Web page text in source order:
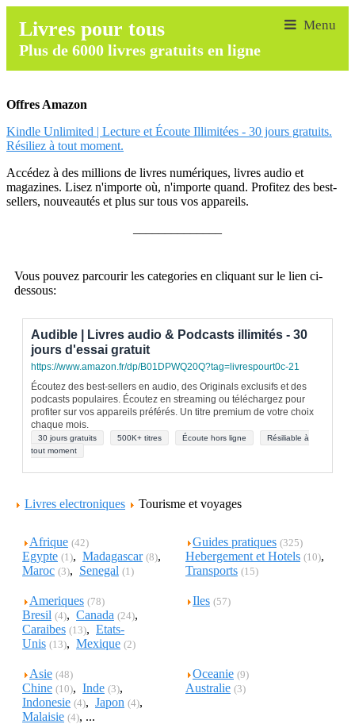
Livres pour tous
Plus de 6000 livres gratuits en ligne
Offres Amazon
Kindle Unlimited | Lecture et Écoute Illimitées - 30 jours gratuits.
Résiliez à tout moment.
Accédez à des millions de livres numériques, livres audio et
magazines. Lisez n'importe où, n'importe quand. Profitez des best-
sellers, nouveautés et plus sur tous vos appareils.
Vous pouvez parcourir les categories en cliquant sur le lien ci-
dessous:
Audible | Livres audio & Podcasts illimités - 30
jours d'essai gratuit
https://www.amazon.fr/dp/B01DPWQ20Q?tag=livrespourt0c-21
Écoutez des best-sellers en audio, des Originals exclusifs et des
podcasts populaires. Écoutez en streaming ou téléchargez pour
profiter sur vos appareils préférés. Un titre premium de votre choix
chaque mois.
30 jours gratuits 500K+ titres Écoute hors ligne
Résiliable à
tout moment
Livres electroniques Tourisme et voyages
Afrique (42)
Egypte (1), Madagascar (8),
Maroc (3), Senegal (1)
Guides pratiques (325)
Hebergement et Hotels (10),
Transports (15)
Ameriques (78)
Bresil (4), Canada (24),
Caraibes (13), Etats-
Unis (13), Mexique (2)
Iles (57)
Asie (48)
Chine (10), Inde (3),
Indonesie (4), Japon (4),
Malaisie (4), ...
Oceanie (9)
Australie (3)